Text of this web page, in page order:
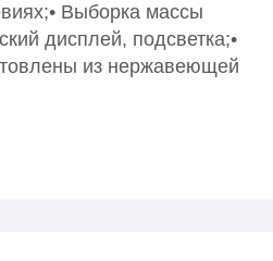
Выборка массы
дисплей, подсветка;•
из нержавеющей